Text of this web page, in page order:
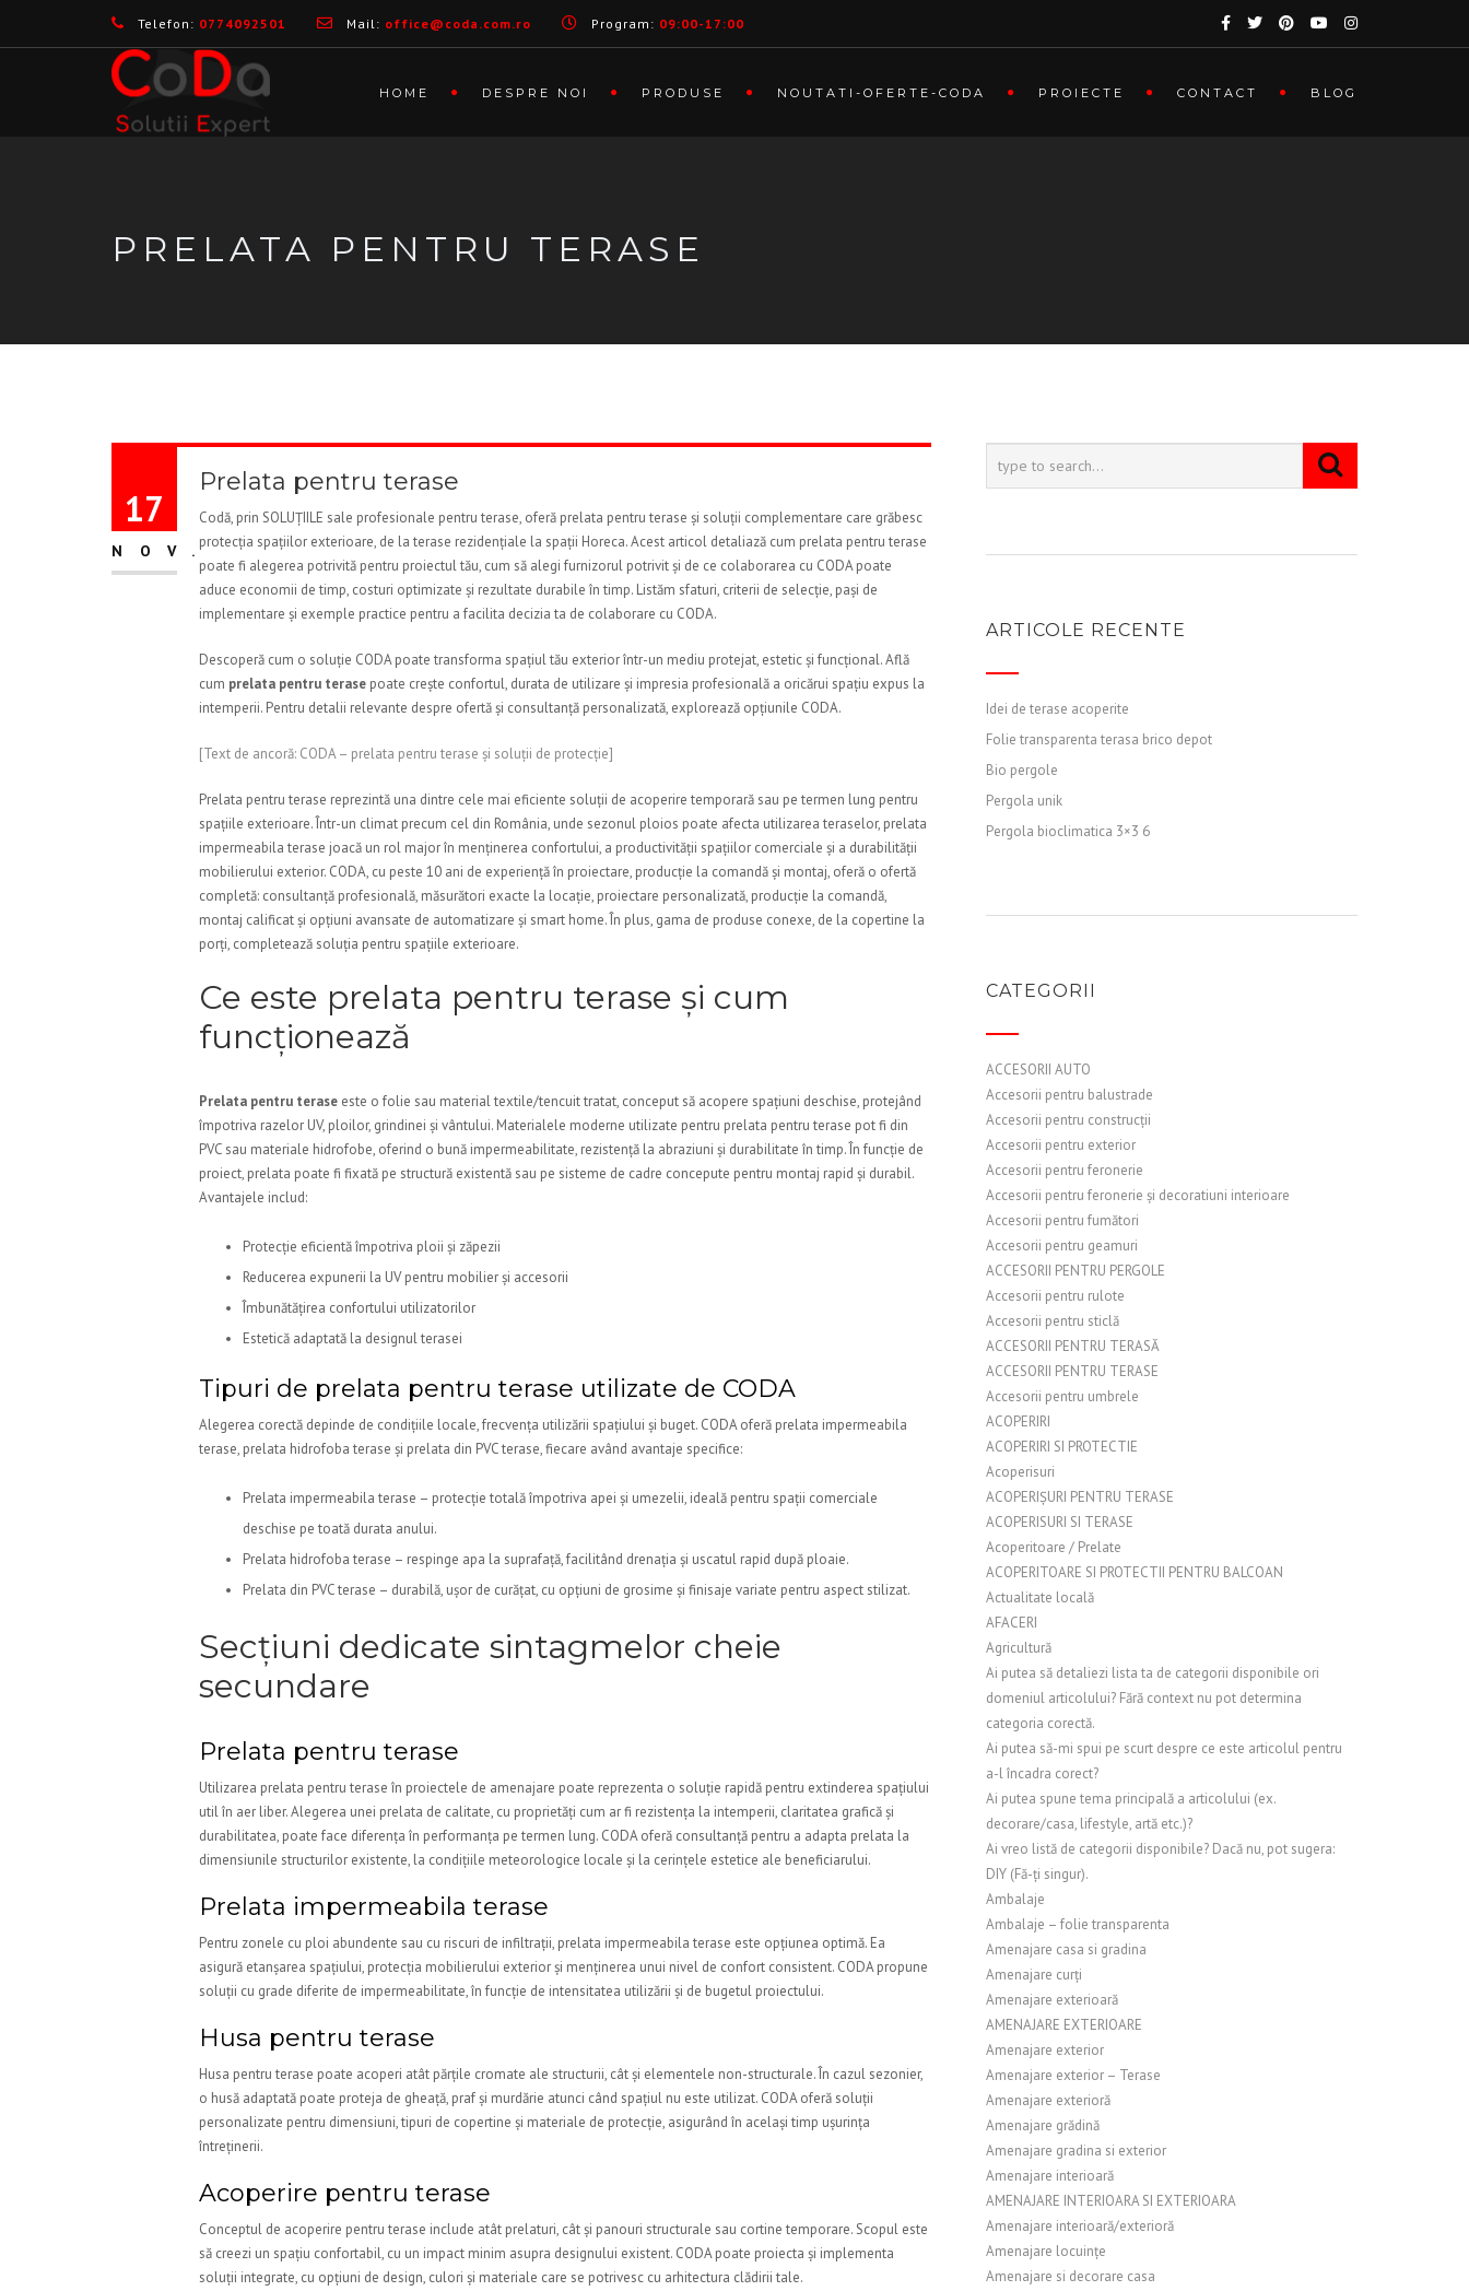
Telefon: 0774092501 Mail: office@coda.com.ro Program: 09:00-17:00
HOME DESPRE NOI PRODUSE NOUTATI-OFERTE-CODA PROIECTE CONTACT BLOG
PRELATA PENTRU TERASE
17
NOV.
Prelata pentru terase
Codă, prin SOLUȚIILE sale profesionale pentru terase, oferă prelata pentru terase și soluții complementare care grăbesc
protecția spațiilor exterioare, de la terase rezidențiale la spații Horeca. Acest articol detaliază cum prelata pentru terase
poate fi alegerea potrivită pentru proiectul tău, cum să alegi furnizorul potrivit și de ce colaborarea cu CODA poate
aduce economii de timp, costuri optimizate și rezultate durabile în timp. Listăm sfaturi, criterii de selecție, pași de
implementare și exemple practice pentru a facilita decizia ta de colaborare cu CODA.
Descoperă cum o soluție CODA poate transforma spațiul tău exterior într-un mediu protejat, estetic și funcțional. Află
cum prelata pentru terase poate crește confortul, durata de utilizare și impresia profesională a oricărui spațiu expus la
intemperii. Pentru detalii relevante despre ofertă și consultanță personalizată, explorează opțiunile CODA.
[Text de ancoră: CODA – prelata pentru terase și soluții de protecție]
Prelata pentru terase reprezintă una dintre cele mai eficiente soluții de acoperire temporară sau pe termen lung pentru
spațiile exterioare. Într-un climat precum cel din România, unde sezonul ploios poate afecta utilizarea teraselor, prelata
impermeabila terase joacă un rol major în menținerea confortului, a productivității spațiilor comerciale și a durabilității
mobilierului exterior. CODA, cu peste 10 ani de experiență în proiectare, producție la comandă și montaj, oferă o ofertă
completă: consultanță profesională, măsurători exacte la locație, proiectare personalizată, producție la comandă,
montaj calificat și opțiuni avansate de automatizare și smart home. În plus, gama de produse conexe, de la copertine la
porți, completează soluția pentru spațiile exterioare.
Ce este prelata pentru terase și cum
funcționează
Prelata pentru terase este o folie sau material textile/tencuit tratat, conceput să acopere spațiuni deschise, protejând
împotriva razelor UV, ploilor, grindinei și vântului. Materialele moderne utilizate pentru prelata pentru terase pot fi din
PVC sau materiale hidrofobe, oferind o bună impermeabilitate, rezistență la abraziuni și durabilitate în timp. În funcție de
proiect, prelata poate fi fixată pe structură existentă sau pe sisteme de cadre concepute pentru montaj rapid și durabil.
Avantajele includ:
Protecție eficientă împotriva ploii și zăpezii
Reducerea expunerii la UV pentru mobilier și accesorii
Îmbunătățirea confortului utilizatorilor
Estetică adaptată la designul terasei
Tipuri de prelata pentru terase utilizate de CODA
Alegerea corectă depinde de condițiile locale, frecvența utilizării spațiului și buget. CODA oferă prelata impermeabila
terase, prelata hidrofoba terase și prelata din PVC terase, fiecare având avantaje specifice:
Prelata impermeabila terase – protecție totală împotriva apei și umezelii, ideală pentru spații comerciale
deschise pe toată durata anului.
Prelata hidrofoba terase – respinge apa la suprafață, facilitând drenația și uscatul rapid după ploaie.
Prelata din PVC terase – durabilă, ușor de curățat, cu opțiuni de grosime și finisaje variate pentru aspect stilizat.
Secțiuni dedicate sintagmelor cheie
secundare
Prelata pentru terase
Utilizarea prelata pentru terase în proiectele de amenajare poate reprezenta o soluție rapidă pentru extinderea spațiului
util în aer liber. Alegerea unei prelata de calitate, cu proprietăți cum ar fi rezistența la intemperii, claritatea grafică și
durabilitatea, poate face diferența în performanța pe termen lung. CODA oferă consultanță pentru a adapta prelata la
dimensiunile structurilor existente, la condițiile meteorologice locale și la cerințele estetice ale beneficiarului.
Prelata impermeabila terase
Pentru zonele cu ploi abundente sau cu riscuri de infiltrații, prelata impermeabila terase este opțiunea optimă. Ea
asigură etanșarea spațiului, protecția mobilierului exterior și menținerea unui nivel de confort consistent. CODA propune
soluții cu grade diferite de impermeabilitate, în funcție de intensitatea utilizării și de bugetul proiectului.
Husa pentru terase
Husa pentru terase poate acoperi atât părțile cromate ale structurii, cât și elementele non-structurale. În cazul sezonier,
o husă adaptată poate proteja de gheață, praf și murdărie atunci când spațiul nu este utilizat. CODA oferă soluții
personalizate pentru dimensiuni, tipuri de copertine și materiale de protecție, asigurând în același timp ușurința
întreținerii.
Acoperire pentru terase
Conceptul de acoperire pentru terase include atât prelaturi, cât și panouri structurale sau cortine temporare. Scopul este
să creezi un spațiu confortabil, cu un impact minim asupra designului existent. CODA poate proiecta și implementa
soluții integrate, cu opțiuni de design, culori și materiale care se potrivesc cu arhitectura clădirii tale.
ARTICOLE RECENTE
Idei de terase acoperite
Folie transparenta terasa brico depot
Bio pergole
Pergola unik
Pergola bioclimatica 3×3 6
CATEGORII
ACCESORII AUTO
Accesorii pentru balustrade
Accesorii pentru construcții
Accesorii pentru exterior
Accesorii pentru feronerie
Accesorii pentru feronerie și decoratiuni interioare
Accesorii pentru fumători
Accesorii pentru geamuri
ACCESORII PENTRU PERGOLE
Accesorii pentru rulote
Accesorii pentru sticlă
ACCESORII PENTRU TERASĂ
ACCESORII PENTRU TERASE
Accesorii pentru umbrele
ACOPERIRI
ACOPERIRI SI PROTECTIE
Acoperisuri
ACOPERIȘURI PENTRU TERASE
ACOPERISURI SI TERASE
Acoperitoare / Prelate
ACOPERITOARE SI PROTECTII PENTRU BALCOAN
Actualitate locală
AFACERI
Agricultură
Ai putea să detaliezi lista ta de categorii disponibile ori
domeniul articolului? Fără context nu pot determina
categoria corectă.
Ai putea să-mi spui pe scurt despre ce este articolul pentru
a-l încadra corect?
Ai putea spune tema principală a articolului (ex.
decorare/casa, lifestyle, artă etc.)?
Ai vreo listă de categorii disponibile? Dacă nu, pot sugera:
DIY (Fă-ți singur).
Ambalaje
Ambalaje – folie transparenta
Amenajare casa si gradina
Amenajare curți
Amenajare exterioară
AMENAJARE EXTERIOARE
Amenajare exterior
Amenajare exterior – Terase
Amenajare exterioră
Amenajare grădină
Amenajare gradina si exterior
Amenajare interioară
AMENAJARE INTERIOARA SI EXTERIOARA
Amenajare interioară/exterioră
Amenajare locuințe
Amenajare si decorare casa